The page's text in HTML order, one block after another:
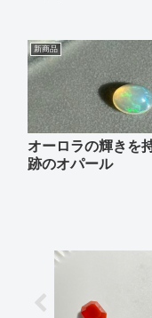
新商品
オーロラの輝きを
跡のオパール